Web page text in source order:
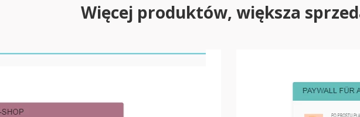
Więcej produktów, większa